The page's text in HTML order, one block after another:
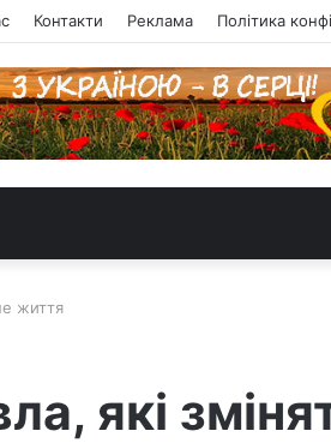
Контакти Реклама Політика
життя
які